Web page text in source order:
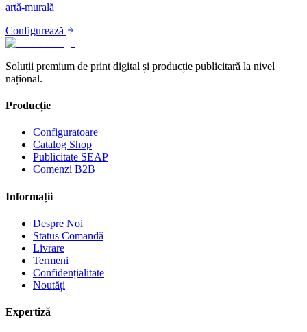
artă-murală
Configurează
Soluții premium de print digital și producție publicitară la nivel
național.
Producție
Configuratoare
Catalog Shop
Publicitate SEAP
Comenzi B2B
Informații
Despre Noi
Status Comandă
Livrare
Termeni
Confidențialitate
Noutăți
Expertiză